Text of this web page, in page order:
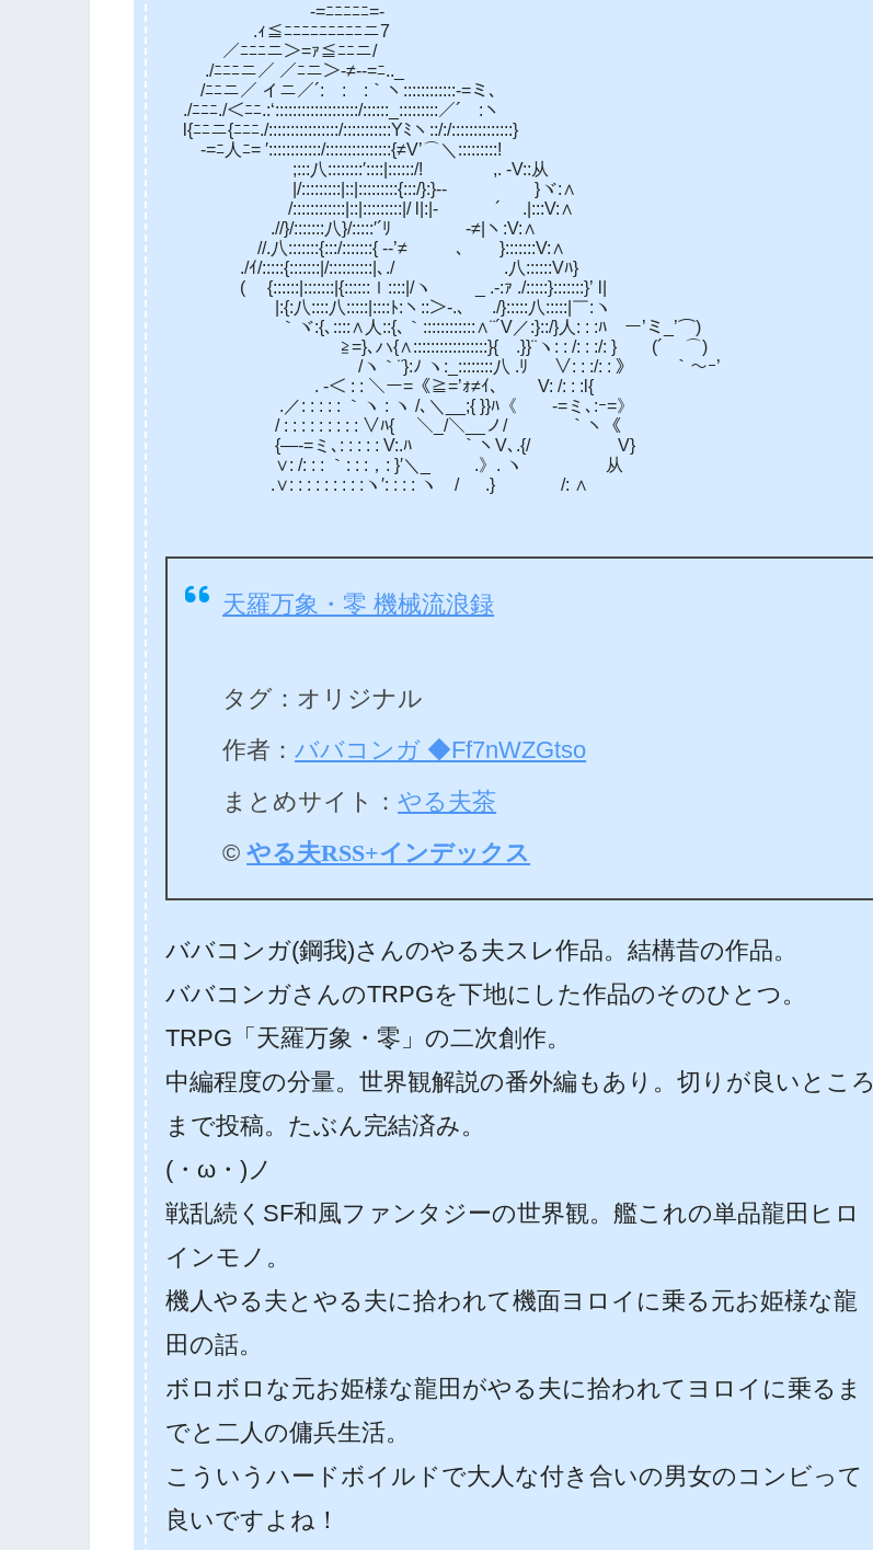
-=ﾆﾆﾆﾆﾆ=-
.ｨ≦ﾆﾆﾆﾆﾆﾆﾆﾆﾆニ7
／ﾆﾆﾆニ＞=ｧ≦ﾆﾆニ/
./ﾆﾆﾆニ／ ／ﾆニ＞-≠‐-=ﾆ.._
/ﾆﾆニ／ イニ／´:￣:￣:｀ヽ::::::::::::-=ミ､
./ﾆﾆﾆ./＜ﾆﾆ.:‘:::::::::::::::::::/::::::_:::::::::／´￣:ヽ
l{ﾆﾆニ{ﾆﾆﾆ./::::::::::::::::/:::::::::::Yﾐヽ::/:/::::::::::::::}
-=ﾆ人ﾆ= ′::::::::::::/:::::::::::::::{≠V’⌒＼:::::::::!
;:::八::::::::′::::|::::::/! ,. -V::从
|/:::::::::|::|:::::::::{:::/}:}‐- }ヾ:∧
/::::::::::::|::|:::::::::|/ l|:|- ´ .|:::V:∧
.//}/:::::::八}/:::::′´ﾘ -≠|ヽ:V:∧
//.八:::::::{:::/:::::::{ -‐’≠ ､ }:::::::V:∧
./ｲ/:::::{:::::::|/::::::::::|､./ .八::::::Vﾊ}
( {::::::|:::::::|{::::::ｌ::::|/ヽ _ .-:ｧ ./:::::}:::::::}’ l|
|:{:八::::八:::::|::::ﾄ:ヽ::＞-.､ ./}:::::八:::::|￣:ヽ
｀ヾ:{､::::∧人::{､｀::::::::::::∧¨´V／:}::/}人: : :ﾊ ー’ミ_’⌒)
≧=}､ハ{∧:::::::::::::::::}{ .}}¨ヽ: : /: : :/: } (´ ⌒)
/ヽ｀¨}:ﾉ ヽ:_::::::::八 .ﾘ ∨: : :/: : 》 ｀～ｰ’
. -＜ : : ＼ー=《≧=’ｫ≠ｲ､ V: /: : :l{
.／: : : : : ｀ヽ : ヽ /､＼__;{ }}ﾊ《 -=ミ､:ｰ=》
/ : : : : : : : : : ∨ﾊ{ ＼_/＼__ノ/ ｀ヽ《
{―-=ミ､: : : : : V:.ﾊ ｀ヽV､.{/ V}
∨: /: : : ｀: : :，: }′＼_ .》. ヽ 从
.∨: : : : : : : : :ヽ′: : : : ヽ / .} /: ∧
天羅万象・零 機械流浪録
タグ：オリジナル
作者：ババコンガ ◆Ff7nWZGtso
まとめサイト：やる夫茶
©やる夫RSS+インデックス
ババコンガ(鋼我)さんのやる夫スレ作品。結構昔の作品。
ババコンガさんのTRPGを下地にした作品のそのひとつ。
TRPG「天羅万象・零」の二次創作。
中編程度の分量。世界観解説の番外編もあり。切りが良いところ
まで投稿。たぶん完結済み。
(・ω・)ノ
戦乱続くSF和風ファンタジーの世界観。艦これの単品龍田ヒロ
インモノ。
機人やる夫とやる夫に拾われて機面ヨロイに乗る元お姫様な龍
田の話。
ボロボロな元お姫様な龍田がやる夫に拾われてヨロイに乗るま
でと二人の傭兵生活。
こういうハードボイルドで大人な付き合いの男女のコンビって
良いですよね！